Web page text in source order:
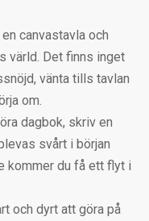
canvastavla och
värld. Det finns inget
vänta tills tavlan
om.
dagbok, skriv en
svårt i början
kommer du få ett flyt i
och dyrt att göra på